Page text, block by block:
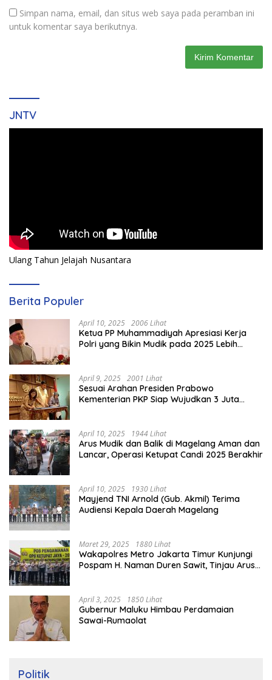
Simpan nama, email, dan situs web saya pada peramban ini
untuk komentar saya berikutnya.
JNTV
Ulang Tahun Jelajah Nusantara
Berita Populer
April 10, 2025 2006 Lihat
Ketua PP Muhammadiyah Apresiasi Kerja
Polri yang Bikin Mudik pada 2025 Lebih
April 9, 2025 2001 Lihat
Sesuai Arahan Presiden Prabowo
Kementerian PKP Siap Wujudkan 3 Juta
April 10, 2025 1944 Lihat
Arus Mudik dan Balik di Magelang Aman dan
Lancar, Operasi Ketupat Candi 2025 Berakhir
April 10, 2025 1930 Lihat
Mayjend TNI Arnold (Gub. Akmil) Terima
Audiensi Kepala Daerah Magelang
Maret 29, 2025 1880 Lihat
Wakapolres Metro Jakarta Timur Kunjungi
Pospam H. Naman Duren Sawit, Tinjau Arus
April 3, 2025 1850 Lihat
Gubernur Maluku Himbau Perdamaian
Sawai-Rumaolat
Politik